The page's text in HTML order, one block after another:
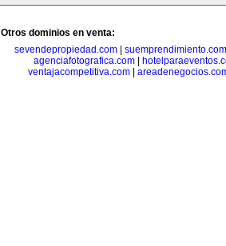
Otros dominios en venta:
sevendepropiedad.com| suemprendimiento.com
agenciafotografica.com|
ventajacompetitiva.com